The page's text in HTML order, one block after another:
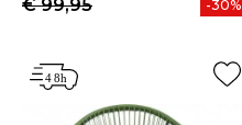
€ 99,95 -30%